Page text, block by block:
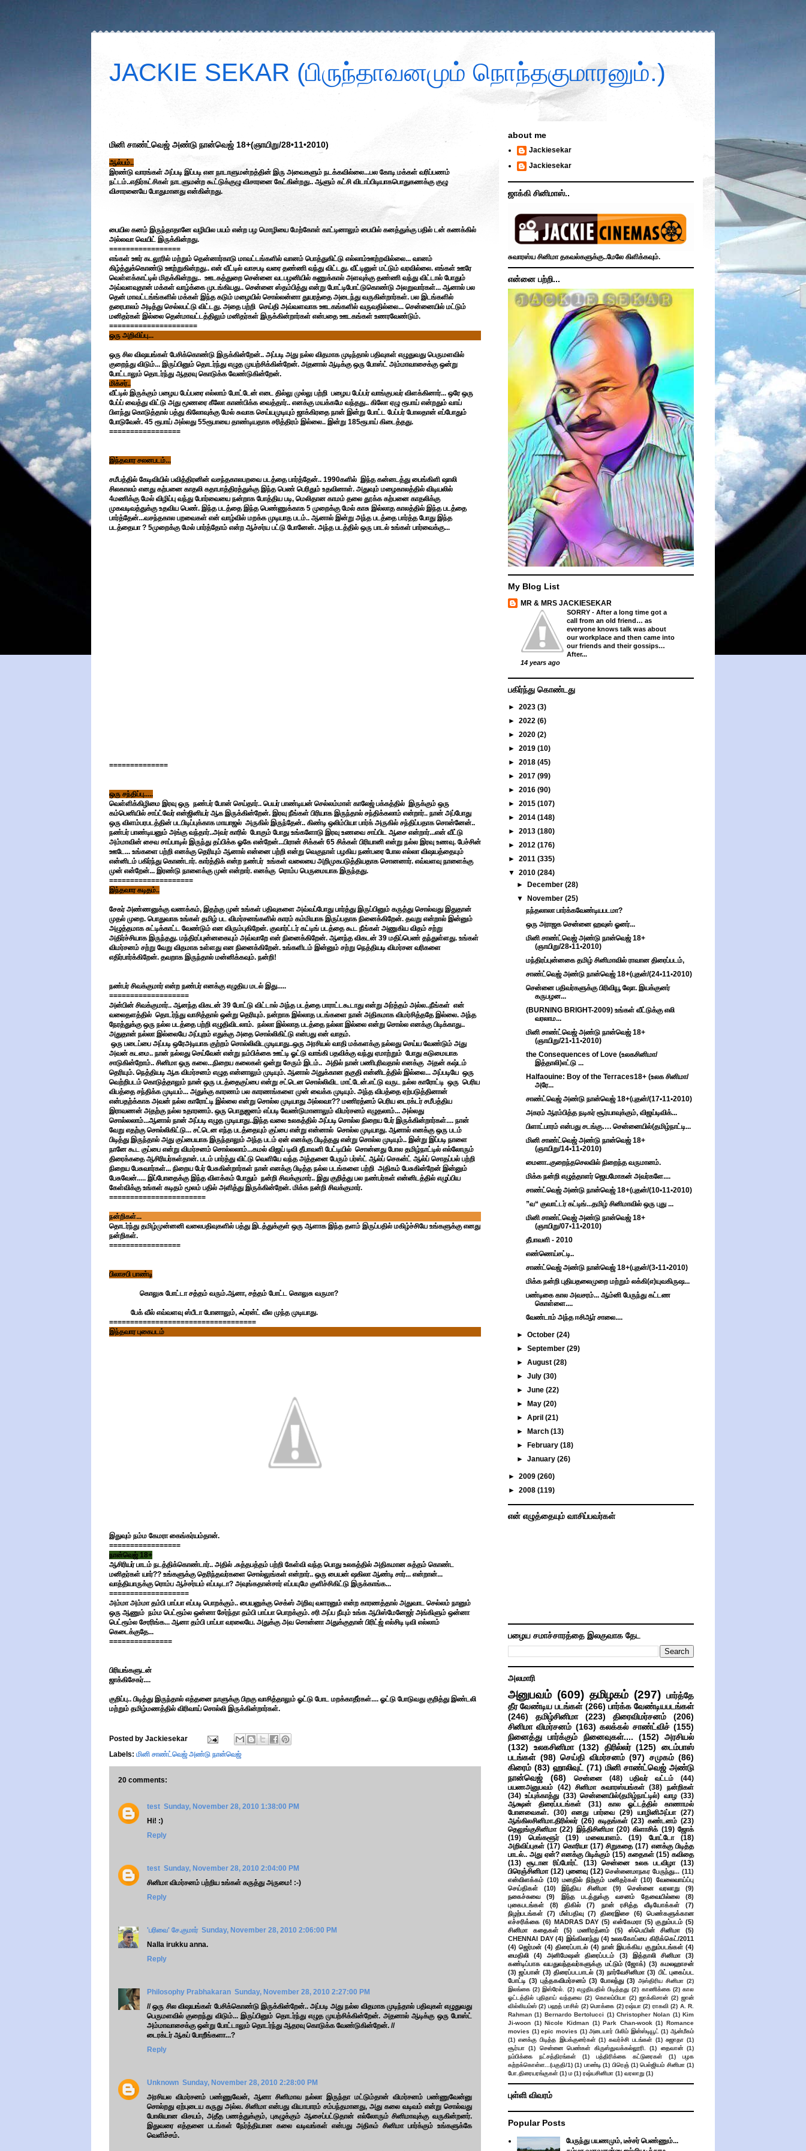
JACKIE SEKAR (பிருந்தாவனமும் நொந்தகுமாரனும்.)
மினி சாண்ட்வெஜ் அண்டு நான்வெஜ் 18+(ஞாயிறு/28•11•2010)
ஆல்பம்..
இரண்டு வாரங்கள் அப்படி இப்படி என நாடாளுமன்றத்தின் இரு அவைகளும் நடக்கவில்லை...பல கோடி மக்கள் வரிப்பணம்
நட்டம்..எதிர்கட்சிகள் நாடளுமன்ற கூட்டுக்குழு விசாரனை கேட்கின்றது.. ஆளும் கட்சி விடாப்பிடியாகபொதுகணக்கு குழு
விசாரனையே போதுமானது என்கின்றது.
பையில கனம் இருந்தாதானே வழியில பயம் என்ற பழ மொழியை மேற்கோள் காட்டினாலும் பையில் கனத்துக்கு பதில் டன் கணக்கில்
அல்லவா வெயிட் இருக்கின்றது.
=================
எங்கள் ஊர் கடலூரில் மற்றும் தென்னார்காடு மாவட்டங்களில் வானம் பொத்துகிட்டு எல்லாம்ஊற்றவில்லை... வானம்
கிழ்த்துக்கொண்டு ஊற்றுகின்றது.. என் வீட்டில் வாசபடி வரை தண்ணி வந்து விட்டது. வீட்டினுள் மட்டும் வரவில்லை. எங்கள் ஊரே
வெள்ளக்காட்டில் மிதக்கின்றது.. ஊடகத்துறை சென்னை வடபழனியில் கணுக்கால் அளவுக்கு தண்ணி வந்து விட்டால் போதும்
அவ்வளவுதான் மக்கள் வாழ்க்கை முடங்கியது.. சென்னை ஸ்தம்பித்து என்று போட்டிபோட்டுகொண்டு அலறுவார்கள்... ஆனால் பல
தென் மாவட்டங்ங்களில் மக்கள் இந்த கடும் மழையில் சொல்லன்னா துயரத்தை அடைந்து வருகின்றார்கள். பல இடங்களில்
தரைபாலம் அடித்து செல்லபட்டு விட்டது. அதை பற்றி செய்தி அவ்வளவாக ஊடகங்களில் வருவதில்லை... சென்னையில் மட்டும்
மனிதர்கள் இல்லை தென்மாவட்டத்திலும் மனிதர்கள் இருக்கின்றார்கள் என்பதை ஊடகங்கள் உணரவேண்டும்.
=====================
ஒரு அறிவிப்பு...
ஒரு சில விஷயங்கள் பேசிக்கொண்டு இருக்கின்றேன்.. அப்படி அது நல்ல விதமாக முடிந்தால் பதிவுகள் எழுதுவது பெருமளவில்
குறைந்து விடும்... இருப்பினும் தொடர்ந்து எழுத முயற்சிக்கின்றேன். அதனால் ஆடிக்கு ஒரு போஸ்ட் அம்மாவாசைக்கு ஒன்று
போட்டாலும் தொடர்ந்து ஆதரவு கொடுக்க வேண்டுகின்றேன்.
மிக்சர்..
வீட்டில் இருக்கும் பழைய பேப்பரை எல்லாம் போட்டேன் எடை தில்லு முல்லு பற்றி பழைய பேப்பர் வாங்குபவர் விளக்கினார்... ஒரே ஒரு
பேப்ப் வைத்து விட்டு அது மூணரை கீலோ காண்பிக்க வைத்தார்.. எனக்கு மயக்கமே வந்தது.. கிலோ ஏழு ரூபாய் என்றதும் வாய்
பிளந்து கொடுத்தால் பத்து கிலோவுக்கு மேல் சுவாக செய்யமுடியும் ஜாக்கிரதை நான் இன்று போட்ட பேப்பர் போலதான் எப்போதும்
போடுவேன். 45 ரூபாய் அல்லது 55ரூபாயை தாண்டியதாக சரித்திரம் இல்லை.. இன்று 185ரூபாய் கிடைத்தது.
=================
இந்தவார சலனபடம்...
சமீபத்தில் கேடிவியில் பவித்திரனின் வசந்தகாலபறவை படத்தை பார்த்தேன்.. 1990களில் இந்த கன்னடத்து பைங்கிளி ஷாலி
சிலகாலம் எனது கற்பனை காதலி கதாபாத்திரத்துக்கு இந்த பெண் பெரிதும் உதவினாள். அதுவும் மழைகாலத்தில் விடியலில்
4மணிக்கு மேல் விழிப்பு வந்து போர்வையை நன்றாக போத்திய படி, மெலிதான காமம் தலை தூக்க கற்பனை காதலிக்கு
முகவடிவத்துக்கு உதவிய பெண். இந்த படத்தை இந்த பெண்ணுக்காக 5 முறைக்கு மேல் காசு இல்லாத காலத்தில் இந்த படத்தை
பார்த்தேன்...வசந்தகால பறவைகள் என் வாழ்வில் மறக்க முடியாத படம்.. ஆனால் இன்று அந்த படத்தை பார்த்த போது இந்த
படத்தையா ? 5முறைக்கு மேல் பார்த்தோம் என்ற ஆச்சர்ய பட்டு போனேன். அந்த படத்தில் ஒரு பாடல் உங்கள் பார்வைக்கு...
==============
ஒரு சந்திப்பு.....
வெள்ளிக்கிழிமை இரவு ஒரு நண்பர் போன் செய்தார்.. பெயர் பாண்டியன் செல்லம்மாள் காலேஜ் பக்கத்தில் இருக்கும் ஒரு
கம்பெனியில் சாப்ட்வேர் என்ஜினியர் ஆக இருக்கின்றேன். இரவு நீங்கள் பிரியாக இருந்தால் சந்திக்கலாம் என்றார்.. நான் அப்போது
ஒரு விளம்பரபடத்தின் படபிடிப்புக்காக மாயாஜல் அருகில் இருந்தேன்.. கிண்டி ஒலிம்பியா பார்க் அருகில் சந்திப்பதாக சொன்னேன்..
நண்பர் பாண்டியனும் அங்கு வந்தார்..அவர் காரில் போகும் போது உங்களோடு இரவு உணவை சாப்பிட ஆசை என்றார்...என் வீட்டு
அம்மாவின் சைவ சாப்பாடில் இருந்து தப்பிக்க ஓகே என்றேன்...பிரான் சிக்கன் 65 சிக்கள் பிரியானி என்று நல்ல இரவு உணவு. பேச்சின்
ஊடே... உங்களை பற்றி எனக்கு தெரியும் ஆனால் என்னை பற்றி என்று வெகுநாள் பழகிய நண்பரை போல எல்லா விஷயத்தையும்
என்னிடம் பகிர்ந்து கொண்டார். கார்த்திக் என்ற நண்பர் உங்கள் வலையை அறிமுகபடுத்தியதாக சொனனார். எவ்வளவு நாளைக்கு
முன் என்றேன்... இரண்டு நாளைக்கு முன் என்றார். எனக்கு ரொம்ப பெருமையாக இருந்தது.
====================
இந்தவார கடிதம்..
சேகர் அண்ணனுக்கு வணக்கம், இதற்கு முன் உங்கள் பதிவுகளை அவ்வப்போது பார்த்து இருப்பினும் கருத்து சொல்வது இதுதான்
முதல் முறை. பொதுவாக உங்கள் தமிழ் பட விமர்சனங்களில் காரம் கம்மியாக இருப்பதாக நினைக்கிறேன். தவறு என்றால் இன்னும்
அழுத்தமாக சுட்டிக்காட்ட வேண்டும் என விரும்புகிறேன். குவார்ட்டர் கட்டிங் படத்தை கூட நீங்கள் அணுகிய விதம் சற்று
அதிர்ச்சியாக இருந்தது. மந்திரப்புன்னகையும் அவ்வாறே என் நினைக்கிறேன். ஆனந்த விகடன் 39 மதிப்பெண் தந்துள்ளது. உங்கள்
விமர்சனம் சற்று வேறு விதமாக உள்ளது என நினைக்கிறேன். உங்களிடம் இன்னும் சற்று நெத்தியடி விமர்சன வரிகளை
எதிர்பார்க்கிறேன். தவறாக இருந்தால் மன்னிக்கவும். நன்றி!
நண்பர் சிவக்குமார் என்ற நண்பர் எனக்கு எழுதிய மடல் இது.....
===================
அன்பின் சிவக்குமார்.. ஆனந்த விகடன் 39 போட்டு விட்டால் அந்த படத்தை பாராட்டகூடாது என்று அர்த்தம் அல்ல..நீங்கள் என்
வலைதளத்தில் தொடர்ந்து வாசித்தால் ஒன்று தெரியும். நன்றாக இல்லாத படங்களை நான் அதிகமாக விமர்சித்ததே இல்லை. அந்த
நேரத்துக்கு ஒரு நல்ல படத்தை பற்றி எழுதிவிடலாம். நல்லா இல்லாத படத்தை நல்லா இல்லை என்று சொல்ல எனக்கு பிடிக்காது..
அதுதான் நல்லா இல்லையே அப்புறம் எதுக்கு அதை சொல்லிகிட்டு என்பது என் வாதம்.
ஒரு படைப்பை அப்படி ஒரேஅடியாக குற்றம் சொல்லிவிடமுடியாது..ஒரு அரசியல் வாதி மக்களக்கு நல்லது செய்ய வேண்டும் அது
அவன் கடமை.. நான் நல்லது செய்வேன் என்று நம்பிக்கை ஊட்டி ஓட்டு வாங்கி பதவிக்கு வந்து ஏமாற்றும் போது கடுமையாக
சாடுகின்றோம்.. சினிமா ஒரு கலை...நிறைய கலைகள் ஒன்று சேரும் இடம்.. அதில் நான் பணிபுரிவதால் எனக்கு அதன் கஷ்டம்
தெரியும். நெத்தியடி ஆக விமர்சனம் எழுத என்னாலும் முடியும். ஆனால் அதுக்கான தகுதி என்னிடத்தில் இல்லை... அப்படியே ஒரு
வெற்றிபடம் கொடுத்தாலும் நான் ஒரு படத்தைகுப்பை என்று சட்டென சொல்லிவிட மாட்டேன்.எட்டு வருட நல்ல காரோட்டி ஒரு பெரிய
விபத்தை சந்திக்க முடியம்... அதுக்கு காரணம் பல காரணங்களை முன் வைக்க முடியும். அந்த விபத்தை ஏற்படுத்தினான்
என்பதற்க்காக அவன் நல்ல காரோட்டி இல்லை என்று சொல்ல முடியாது அல்லவா?? மணிரத்னம் பெரிய டைரக்டர் சமீபத்திய
இராவணன் அதற்கு நல்ல உதாரணம். ஒரு பொதுஜனம் எப்படி வேண்டுமானாலும் விமர்சனம் எழுதலாம்... அல்லது
சொல்லலாம்...ஆனால் நான் அப்படி எழுத முடியாது..இந்த வலை உலகத்தில் அப்படி சொல்ல நிறைய பேர் இருக்கின்றார்கள்.... நான்
வேறு எதற்கு சொல்லிகிட்டு... சட்டென எந்த படத்தையும் குப்பை என்று என்னால் சொல்ல முடியாது. ஆனால் எனக்கு ஒரு படம்
பிடித்து இருந்தால் அது குப்பையாக இருந்தாலும் அந்த படம் ஏன் எனக்கு பிடித்தது என்று சொல்ல முடியும்.. இன்று இப்படி நாளை
நானே கூட குப்பை என்று விமர்சனம் சொல்லலாம்...கமல் விஜய் டிவி தீபாவளி பேட்டியில் சொன்னது போல தமிழ்நாட்டில் எல்லோரும்
திரைக்கதை ஆசிரியர்கள்தான். படம் பார்த்து விட்டு வெளியே வந்த அத்தனை பேரும் பர்ஸ்ட் ஆல்ப் செகன்ட் ஆல்ப் சொதப்பல் பற்றி
நிறைய பேசுவார்கள்... நிறைய பேர் பேசுகின்றார்கள் நான் எனக்கு பிடித்த நல்ல படங்களை பற்றி அதிகம் பேசுகின்றேன் இன்னும்
பேசுவேன்..... இப்போதைக்கு இந்த விளக்கம் போதும் நன்றி சிவக்குமார்.. இது குறித்து பல நண்பர்கள் என்னிடத்தில் எழுப்பிய
கேள்விக்கு உங்கள் கடிதம் மூலம் பதில் அளித்து இருக்கின்றேன். மிக்க நன்றி சிவக்குமார்.
=======================
நன்றிகள்...
தொடர்ந்து தமிழ்முன்னனி வலைபதிவுகளில் பத்து இடத்துக்குள் ஒரு ஆளாக இந்த தளம் இருப்பதில் மகிழ்ச்சியே உங்களுக்கு எனது
நன்றிகள்.
=================
பிலாசபி பாண்டி
கொலுசு போட்டா சத்தம் வரும்.ஆனா, சத்தம் போட்ட கொலுசு வருமா?
பேக் வீல் எவ்வளவு ஸ்பீடா போனாலும், ஃப்ரன்ட் வீல முந்த முடியாது.
===================================
இந்தவார புகைபடம்
இதுவும் நம்ம கேமரா கைங்கர்யம்தான்.
=================
நான்வெஜ் 18+
ஆசிரியர் பாடம் நடத்திக்கொண்டார்.. அதில் .சுத்தபத்தம் பற்றி கேள்வி வந்த பொது உலகத்தில் அதிகமான சுத்தம் கொண்ட
மனிதர்கள் யார்?? உங்களுக்கு தெரிந்தவர்களை சொல்லுங்கள் என்றார்.. ஒரு பையன் ஷகிலா ஆண்டி சார்... என்றான்...
வாத்தியாருக்கு ரொம்ப ஆச்சர்யம் எப்படிடா? அவுங்கதான்சார் எப்பயுமே குளிச்சிகிட்டு இருக்காங்க...
===================
அம்மா அம்மா தம்பி பாப்பா எப்படி பொறக்கும்.. பையனுக்கு செக்ஸ் அறிவு வளரனும் என்ற காரணத்தால் அதுவாட செல்லம் நானும்
ஒரு ஆணும் நம்ம பெட்ரூம்ல ஒன்னா சேர்ந்தா தம்பி பாப்பா பொறக்கும். சரி அப்ப நீயும் உங்க ஆபிஸ்மேனேஜர் அங்கிளும் ஒன்னா
பெட்ரூம்ல சேரரிங்க... ஆனா தம்பி பாப்பா வரலையே. அதுக்கு அவ சொன்னா அதுக்குதான் பிரிட்ஜ் எல்சிடி டிவி எல்லாம்
கெடைக்குதே...
===============
பிரியங்களுடன்
ஜாக்கிசேகர்....
குறிப்பு.. பிடித்து இருந்தால் எத்தனை நாளுக்கு பிறகு வாசித்தாலும் ஓட்டு போட மறக்காதீர்கள்.... ஓட்டு போடுவது குறித்து இண்டலி
மற்றும் தமிழ்மணத்தில் விரிவாய் சொல்லி இருக்கின்றார்கள்.
Posted by Jackiesekar
Labels: மினி சாண்ட்வெஜ் அண்டு நான்வெஜ்
20 comments:
test Sunday, November 28, 2010 1:38:00 PM
Hi! :)
Reply
test Sunday, November 28, 2010 2:04:00 PM
சினிமா விமர்சனம் பற்றிய உங்கள் கருத்து அருமை! :-)
Reply
'பரிவை' சே.குமார் Sunday, November 28, 2010 2:06:00 PM
Nalla irukku anna.
Reply
Philosophy Prabhakaran Sunday, November 28, 2010 2:27:00 PM
// ஒரு சில விஷயங்கள் பேசிக்கொண்டு இருக்கின்றேன்.. அப்படி அது நல்ல விதமாக முடிந்தால் பதிவுகள் எழுதுவது
பெருமளவில் குறைந்து விடும்... இருப்பினும் தொடர்ந்து எழுத முயற்சிக்கின்றேன். அதனால் ஆடிக்கு ஒரு போஸ்ட்
அம்மாவாசைக்கு ஒன்று போட்டாலும் தொடர்ந்து ஆதரவு கொடுக்க வேண்டுகின்றேன். //
டைரக்டர் ஆகப் போறீங்களா...?
Reply
Unknown Sunday, November 28, 2010 2:28:00 PM
அரசியல விமர்சனம் பண்ணுவேன், ஆனா சினிமாவ நல்லா இருந்தா மட்டும்தான் விமர்சனம் பண்ணுவேன்னு
சொல்றது ஏற்புடைய கருது அல்ல. சினிமா என்பது வியாபாரம் சம்பந்தமானது, அது கலை வடிவம் என்று சொல்வது
போலியான விசயம், அதீத பணத்துக்கும், புகழுக்கும் ஆசைப்பட்டுதான் எல்லோரும் சினிமாவுக்கு வருகின்றனர்.
இதுவரை எத்தனை படங்கள் நேர்த்தியான கலை வடிவங்கள் என்பது அதிகம் சினிமா பார்க்கும் உங்களுக்கே
வெளிச்சம்.
about me
Jackiesekar
Jackiesekar
ஜாக்கி சினிமாஸ்..
சுவாரஸ்ய சினிமா தகவல்களுக்கு..மேலே கிளிக்கவும்.
என்னை பற்றி...
My Blog List
MR & MRS JACKIESEKAR
SORRY - After a long time got a
call from an old friend… as
everyone knows talk was about
our workplace and then came into
our friends and their gossips…
After...
14 years ago
பகிர்ந்து கொண்டது
► 2023 (3)
► 2022 (6)
► 2020 (2)
► 2019 (10)
► 2018 (45)
► 2017 (99)
► 2016 (90)
► 2015 (107)
► 2014 (148)
► 2013 (180)
► 2012 (176)
► 2011 (335)
▼ 2010 (284)
►
December(28)
▼
November(25)
நந்தலாலா பார்க்கவேண்டியபடமா?
ஒரு அராஜக சென்னை ஹவுஸ் ஓனர்...
மினி சாண்ட்வெஜ் அண்டு நான்வெஜ் 18+
(ஞாயிறு/28•11•2010)
மந்திரப்புன்னகை தமிழ் சினிமாவில் ராவான திரைப்படம்,
சாண்ட்வெஜ் அண்டு நான்வெஜ் 18+(புதன்/(24•11•2010)
சென்னை பதிவர்களுக்கு பிரிவியூ ஷோ. இயக்குனர்
கருபழன...
(BURNING BRIGHT-2009) உங்கள் வீட்டுக்கு எலி
வரலாம...
மினி சாண்ட்வெஜ் அண்டு நான்வெஜ் 18+
(ஞாயிறு/21•11•2010)
the Consequences of Love (உலகசினிமா/
இத்தாலி)எட்டு ...
Halfaouine: Boy of the Terraces18+ (உலக சினிமா/
அரே...
சாண்ட்வெஜ் அண்டு நான்வெஜ் 18+(புதன்/(17•11•2010)
அகரம் ஆரம்பித்த நடிகர் சூர்யாவுக்கும், விஜய்டிவிக்...
பிளாட்பாரம் என்பது சடங்கு…. சென்னையில்(தமிழ்நாட்டி...
மினி சாண்ட்வெஜ் அண்டு நான்வெஜ் 18+
(ஞாயிறு/14•11•2010)
மைனா..குறைந்தசெலவில் நிறைந்த வருமானம்.
மிக்க நன்றி எழுத்தாளர் ஜெயமோகன் அவர்களே....
சாண்ட்வெஜ் அண்டு நான்வெஜ் 18+(புதன்/(10•11•2010)
”வ“ குவாட்டர் கட்டிங்...தமிழ் சினிமாவில் ஒரு புது ...
மினி சாண்ட்வெஜ் அண்டு நான்வெஜ் 18+
(ஞாயிறு/07•11•2010)
தீபாவளி - 2010
எண்ணெய்சட்டி..
சாண்ட்வெஜ் அண்டு நான்வெஜ் 18+(புதன்/(3•11•2010)
மிக்க நன்றி புதியதலைமுறை மற்றும் லக்கி(எ)யுவகிருஷ...
பண்டிகை கால அவசரம்... ஆம்னி பேருந்து கட்டண
கொள்ளை....
வேண்டாம் அந்த ஈசிஆர் சாலை....
►October(24)
►September(29)
►August(28)
►July(30)
►June(22)
►
May(20)
►April(21)
►
March(13)
►
February(18)
►January(26)
► 2009 (260)
► 2008 (119)
என் எழுத்தையும் வாசிப்பவர்கள்
பழைய சமாச்சாரத்தை இலகுவாக தேட
அலமாரி
அனுபவம் (609) தமிழகம் (297) பார்த்தே
தீர வேண்டிய படங்கள் (266) பார்க்க வேண்டியபடங்கள்
(246)
தமிழ்சினிமா (223) திரைவிமர்சனம்
(206)
சினிமா விமர்சனம் (163) கலக்கல் சாண்ட்விச் (155)
நினைத்து பார்க்கும் நினைவுகள்....
(152)
அரசியல்
(132)
உலகசினிமா (132) திரில்லர் (125)
டைம்பாஸ்
படங்கள் (98) செய்தி விமர்சனம் (97) சமுகம் (86)
கிரைம் (83) ஹாலிவுட் (71) மினி சாண்ட்வெஜ் அண்டு
நான்வெஜ்
(68) சென்னை (48) பதிவர் வட்டம்
(44)
பயணஅனுபவம் (42) சினிமா சுவாரஸ்யங்கள் (38) நன்றிகள்
(34) உப்புக்காத்து (33) சென்னையில்(தமிழ்நாட்டில்) வாழ (33)
ஆக்ஷன் திரைப்படங்கள்
(31)
கால ஓட்டத்தில் காணாமல்
போனவைகள். (30) எனது பார்வை (29) யாழினிஅப்பா (27)
ஆங்கிலசினிமா.திரில்லர் (26) கடிதங்கள் (23) கண்டனம் (23)
தெலுங்குசினிமா (22) இந்திசினிமா (20) கிளாசிக் (19) ஜோக்
(19)
பெங்களூர் (19) மலையாளம். (19) போட்டோ
(18)
அறிவிப்புகள் (17) கொரியா (17) சிறுகதை (17) எனக்கு பிடித்த
பாடல்.. அது ஏன்? எனக்கு பிடிக்கும் (15) கதைகள் (15) கவிதை
(13)
சூடான ரிப்போர்ட் (13) சென்னை உலக படவிழா
(13)
பிரெஞ்சினிமா (12) புனைவு (12) சென்னைமாநகர பேருந்து... (11)
என்விளக்கம் (10) மனதில் நிற்கும் மனிதர்கள் (10) வேலைவாய்ப்பு
செய்திகள்
(10) இந்திய சினிமா (9) சென்னை வரலாறு
(9)
நகைச்சுவை
(9) இந்த படத்துக்கு வசனம் தேவையில்லை
(8)
புகைபடங்கள்
(8) திகில் (7) நான் ரசித்த வீடியோக்கள்
(7)
நிழற்படங்கள் (7) மீள்பதிவு (7) திரைஇசை (6)
பெண்களுக்கான
எச்சரிக்கை (6) MADRAS DAY (5) என்கேமரா (5) குறும்படம் (5)
சினிமா கதைகள்
(5) மணிரத்னம் (5) ஸ்பெயின் சினிமா
(5)
CHENNAI DAY (4) இங்கிலாந்து (4) உலககோப்பை கிரிக்கெட்/2011
(4) ஜெர்மன் (4) திரைப்பாடல் (4) நான் இயக்கிய குறும்படங்கள் (4)
மைதிலி
(4) அனிமேஷன் திரைப்படம் (3) இத்தாலி சினிமா
(3)
கண்டிப்பாக வயதுவந்தவர்களுக்கு மட்டும் (ஜோக்) (3) கமலஹாசன்
(3) ஜப்பான் (3) திரைப்படபாடல் (3) நார்வேசினிமா (3) பிட் புகைப்பட
போட்டி (3) புத்தகவிமர்சனம் (3) போலந்து (3) அஸ்திரிய சினிமா (2)
இலங்கை (2) இஸ்ரேல். (2) எழுதியதில் பிடித்தது (2) காணிக்கை (2) கால
ஓட்டத்தில் புதிதாய் வந்தவை (2) கொலம்பியா (2) ஜாக்கிசான் (2) ஜான்
வில்லியம்ஸ் (2) பஹத் பாசில் (2) மொக்கை (2) ரஷ்யா (2) ராகவி (2) A. R.
Rahman (1) Bernardo Bertolucci (1) Christopher Nolan (1) Kim
Ji-woon (1) Nicole Kidman (1) Park Chan-wook (1) Romance
movies (1) epic movies (1) அடையார் பிலிம் இன்ஸ்டியூட் (1) ஆன்மீகம்
(1) எனக்கு பிடித்த இயக்குனர்கள் (1) கவர்ச்சி படங்கள் (1) சுஜாதா (1)
சூர்யா (1) சென்னை பெண்கள் கிருஸ்துவக்கல்லூரி. (1) தைவான் (1)
நம்பிக்கை நட்சத்திரங்கள்
(1) பத்திரிக்கை கட்டுரைகள் (1)
பழக
கற்றக்கொள்ள...(பகுதி/1) (1) பாண்டி (1) பிரெஞ் (1) பெல்ஜியம் சினிமா (1)
போ.திரையரங்குகள் (1) ம (1) ரஷ்யசினிமா (1) வரலாறு (1)
புள்ளி விவரம்
Popular Posts
பேருந்து பயணமும், டீச்சர் பெண்ணும்...